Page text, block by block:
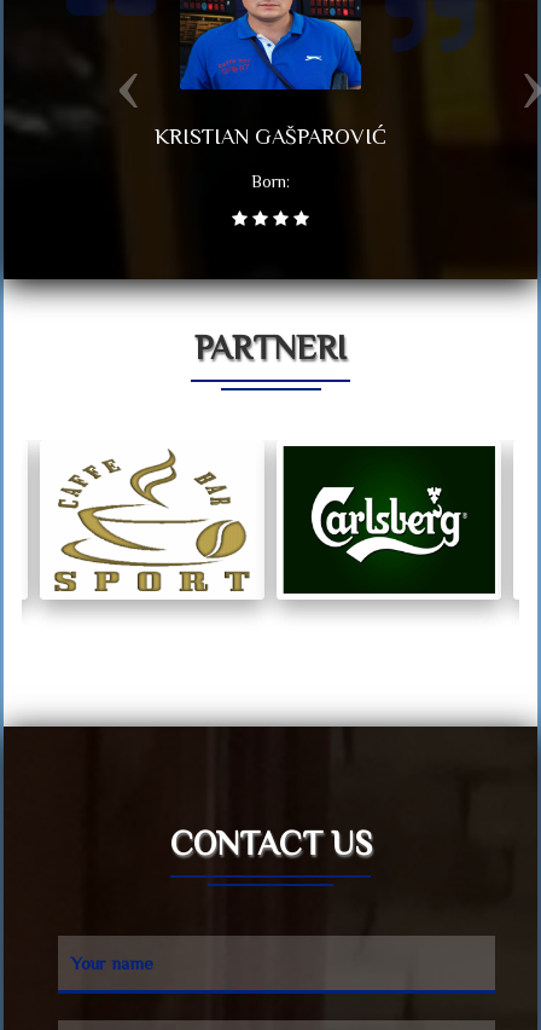
KRISTIAN GAŠPAROVIĆ
Born:
PARTNERI
CONTACT US
Your name